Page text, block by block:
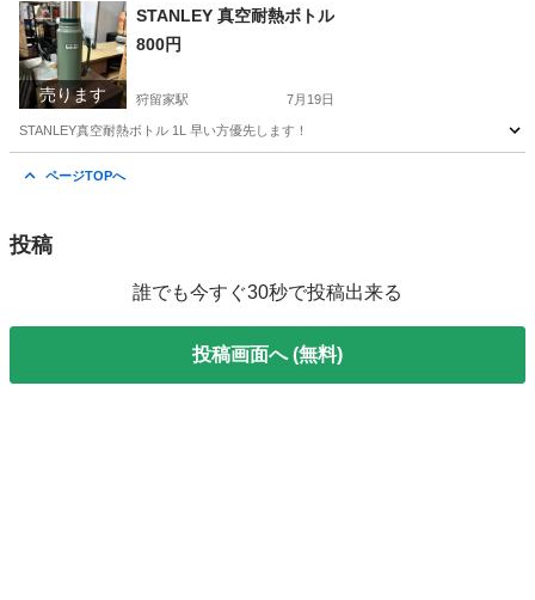
売ります
STANLEY 真空耐熱ボトル
800円
狩留家駅 7月19日
STANLEY真空耐熱ボトル 1L 早い方優先します！
ページTOPへ
投稿
誰でも今すぐ30秒で投稿出来る
投稿画面へ (無料)